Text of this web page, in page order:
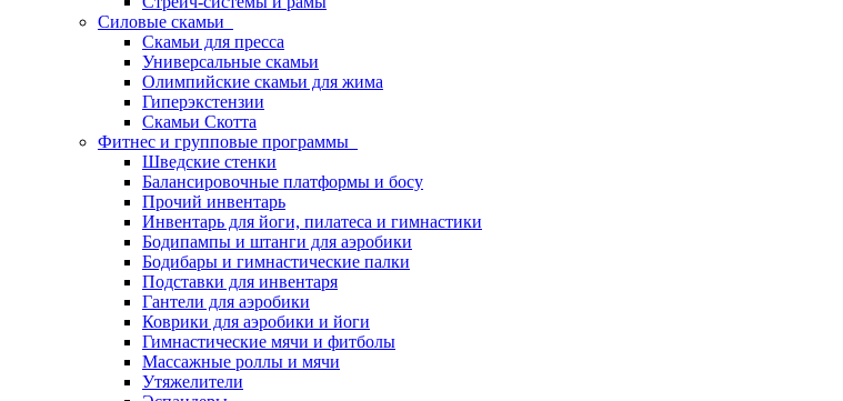
Силовые скамьи
Скамьи для пресса
Универсальные скамьи
Олимпийские скамьи для жима
Гиперэкстензии
Скамьи Скотта
Фитнес и групповые программы
Шведские стенки
Балансировочные платформы и босу
Прочий инвентарь
Инвентарь для йоги, пилатеса и гимнастики
Бодипампы и штанги для аэробики
Бодибары и гимнастические палки
Подставки для инвентаря
Гантели для аэробики
Коврики для аэробики и йоги
Гимнастические мячи и фитболы
Массажные роллы и мячи
Утяжелители